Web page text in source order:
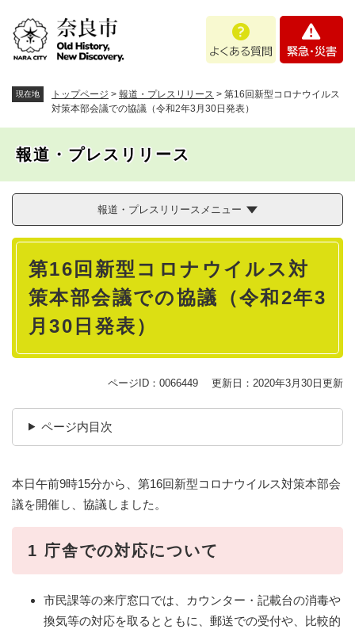
あ
問
・
現在地 トップページ > 報道・プレスリリース > 第16回新型コロナウイルス
対策本部会議での協議（令和2年3月30日発表）
報道・プレスリリース
報道・プレスリリースメニュー
本
第16回新型コロナウイルス対
策本部会議での協議（令和2年3
月30日発表）
ページID：0066449 更新日：2020年3月30日更新
ページ内目次
本日午前9時15分から、第16回新型コロナウイルス対策本部会
議を開催し、協議しました。
1 庁舎での対応について
市民課等の来庁窓口では、カウンター・記載台の消毒や
換気等の対応を取るとともに、郵送での受付や、比較的